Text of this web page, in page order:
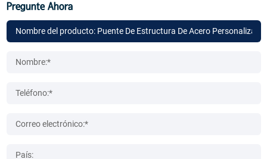
Pregunte Ahora